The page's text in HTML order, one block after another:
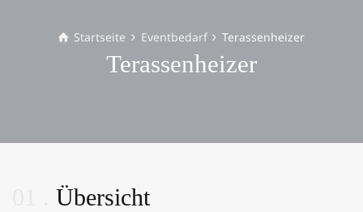
Startseite Eventbedarf Terassenheizer
Terassenheizer
Übersicht